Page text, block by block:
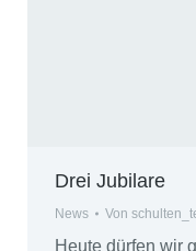
Drei Jubilare
News Von
Heute dürfen wir